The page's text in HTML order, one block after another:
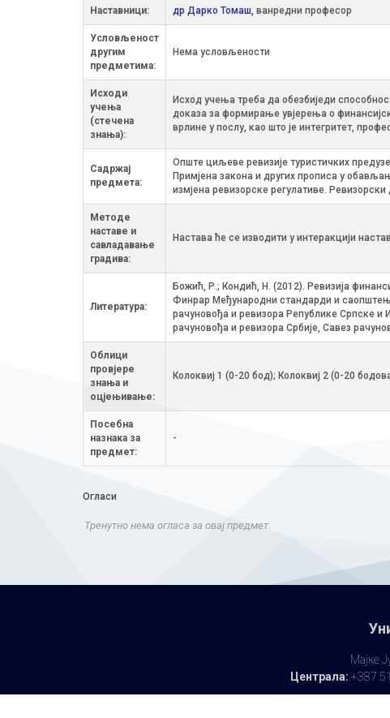
Наставници: др Дарко Томаш, ванредни професор
Условљеност
другим
предметима:
Нема условљености
Исходи
учења
(стечена
знања):
Исход учења треба да обезбиједи
доказа за формирање увјерења о
врлине у послу, као што је интегритет,
Садржај
предмета:
Опште циљеве ревизије туристичких
Примјена закона и других прописа у
измјена ревизорске регулативе.
Методе
наставе и
савладавање
градива:
Настава ће се изводити у интеракцији
Литература:
Божић, Р.; Кондић, Н. (2012). Ревизија
Финрар Међународни стандарди и
рачуновођа и ревизора Републике Српске и
рачуновођа и ревизора Србије, Савез
Облици
провјере
знања и
оцјењивање:
Колоквиј 1 (0-20 бод); Колоквиј 2 (0-20
Посебна
назнака за
предмет:
-
Огласи
Тренутно нема огласа за овај предмет.
Мајке
Централа: +387